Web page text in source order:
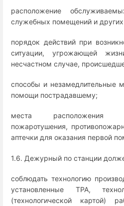
расположение
служебных помещений и
порядок действий при
ситуации, угрожающей
несчастном случае,
способы и незамедлительные
помощи пострадавшему;
места расположения
пожаротушения,
аптечки для оказания первой
1.6. Дежурный по станции
соблюдать технологию
установленные ТРА,
(технологической картой)